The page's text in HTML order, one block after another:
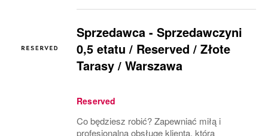
Sprzedawca - Sprzedawczyni
0,5 etatu / Reserved / Złote
Tarasy / Warszawa
Reserved
Co będziesz robić? Zapewniać miłą i
profesjonalną obsługę klienta, która